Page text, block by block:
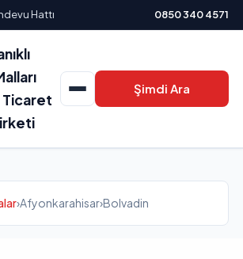
Hattı 0850 340 4571
Ticaret
Şimdi Ara
›Afyonkarahisar›Bolvadin